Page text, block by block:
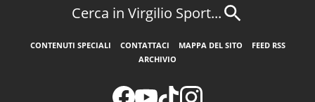
Cerca in Virgilio Sport...
CONTENUTI SPECIALI CONTATTACI MAPPA DEL SITO
FEED RSS
ARCHIVIO